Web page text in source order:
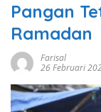
Pangan
Ramadan
Farisal
26 Februari